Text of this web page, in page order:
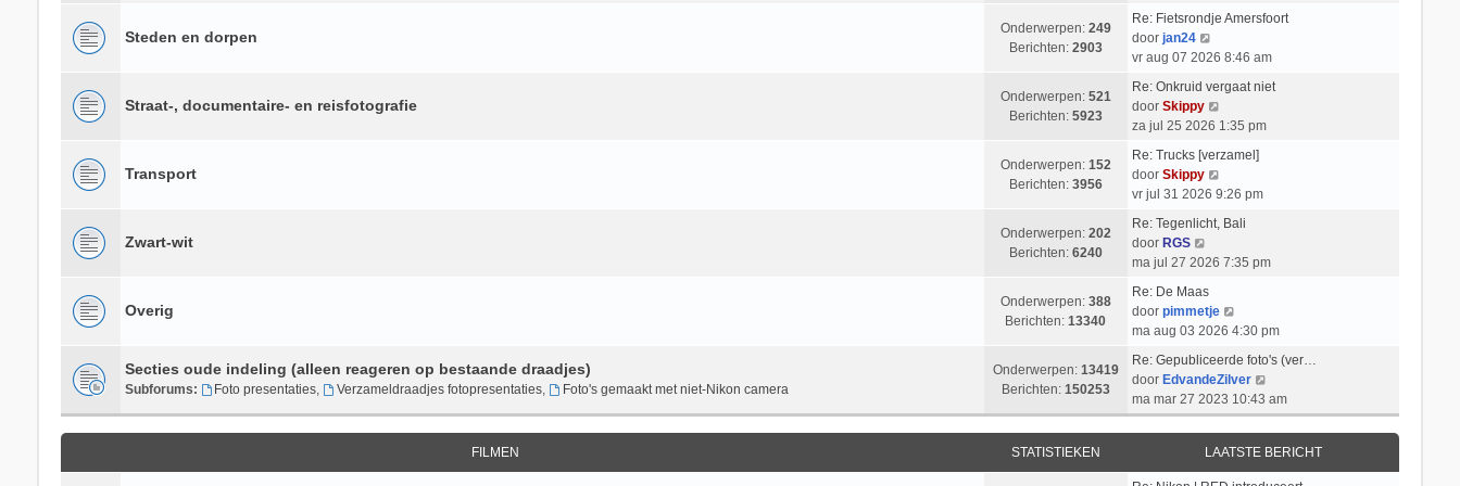
c
t
b
r
c
t
s
e
b
r
l
a
s
t
e
b
e
r
c
t
i
k
l
a
s
e
r
t
Steden en dorpen Onderwerpen: 249
Berichten: 2903
Re: Fietsrondje Amersfoort
door jan24
e
i
j
k
l
a
a
s
e
e
r
c
h
t
vr aug 07 2026 8:46 am
Straat-, documentaire- en reisfotografie Onderwerpen: 521
Berichten: 5923
Re: Onkruid vergaat niet
door Skippy
e
i
k
a
e
b
e
r
i
c
h
t
za jul 25 2026 1:35 pm
Transport Onderwerpen: 152
Berichten: 3956
Re: Trucks [verzamel]
door Skippy
e
k
a
a
s
t
e
e
vr jul 31 2026 9:26 pm
Zwart-wit Onderwerpen: 202
Berichten: 6240
Re: Tegenlicht, Bali
door RGS
e
i
j
k
l
a
a
t
s
t
e
ma jul 27 2026 7:35 pm
Overig Onderwerpen: 388
Berichten:13340
Re: De Maas
door pimmetje
e
i
j
k
a
ma aug 03 2026 4:30 pm
Secties oude indeling (alleen reageren op bestaande draadjes)
Subforums: Foto presentaties, Verzameldraadjes fotopresentaties, Foto's gemaakt met niet-Nikon camera
Onderwerpen: 13419
Berichten: 150253
Re: Gepubliceerde foto's (ver…
door EdvandeZilver
e
k
i
j
k
ma mar 27 2023 10:43 am
FILMEN STATISTIEKEN LAATSTE BERICHT